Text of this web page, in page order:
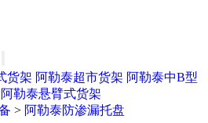
货架 阿勒泰超市货架 阿勒泰中B型
阿勒泰悬臂式货架
> 阿勒泰防渗漏托盘